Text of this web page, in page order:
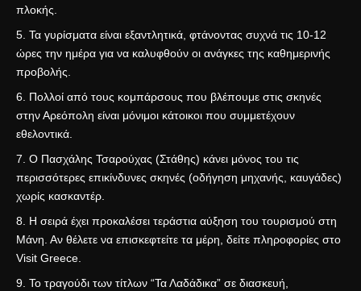
πλοκής.
Τα γυρίσματα είναι εξαντλητικά, φτάνοντας συχνά τις 10-12
ώρες την ημέρα για να καλυφθούν οι ανάγκες της καθημερινής
προβολής.
Πολλοί από τους κομπάρσους που βλέπουμε στις σκηνές
στην Αρεόπολη είναι μόνιμοι κάτοικοι που συμμετέχουν
εθελοντικά.
Ο Πασχάλης Τσαρούχας (Στάθης) κάνει μόνος του τις
περισσότερες επικίνδυνες σκηνές (οδήγηση μηχανής, καυγάδες)
χωρίς κασκαντέρ.
Η σειρά έχει προκαλέσει τεράστια αύξηση του τουρισμού στη
Μάνη. Αν θέλετε να επισκεφτείτε τα μέρη, δείτε πληροφορίες στο
Visit Greece.
Το τραγούδι των τίτλων “Τα Λαδάδικα” σε διασκευή,